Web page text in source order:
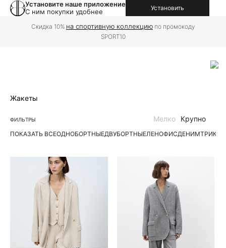
Установите наше приложение
С ним покупки удобнее
Установить
Скидка 10% на спортивную коллекцию по промокоду
SPORT10
Жакеты
ФИЛЬТРЫ
ПОКАЗАТЬ ВСЕОДНОБОРТНЫЕДВУБОРТНЫЕЛЕНОФИСДЕНИМ
Мелко Крупно